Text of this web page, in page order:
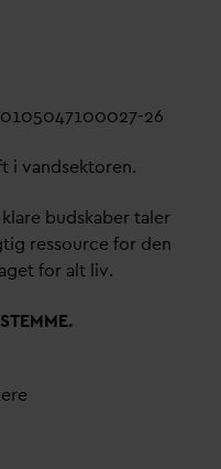
26
i vandsektoren.
budskaber taler
ressource for den
for alt liv.